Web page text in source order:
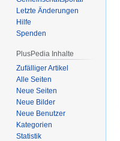
Letzte Änderungen
Hilfe
Spenden
PlusPedia Inhalte
Zufälliger Artikel
Alle Seiten
Neue Seiten
Neue Bilder
Neue Benutzer
Kategorien
Statistik